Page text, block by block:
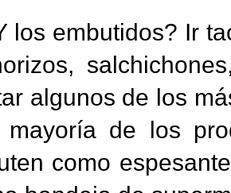
los embutidos? Ir
algunos de los
mayoría de los
como